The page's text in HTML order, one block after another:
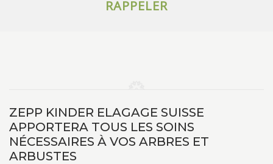
ZEPP KINDER ELAGAGE SUISSE
APPORTERA TOUS LES SOINS
NÉCESSAIRES À VOS ARBRES ET
ARBUSTES